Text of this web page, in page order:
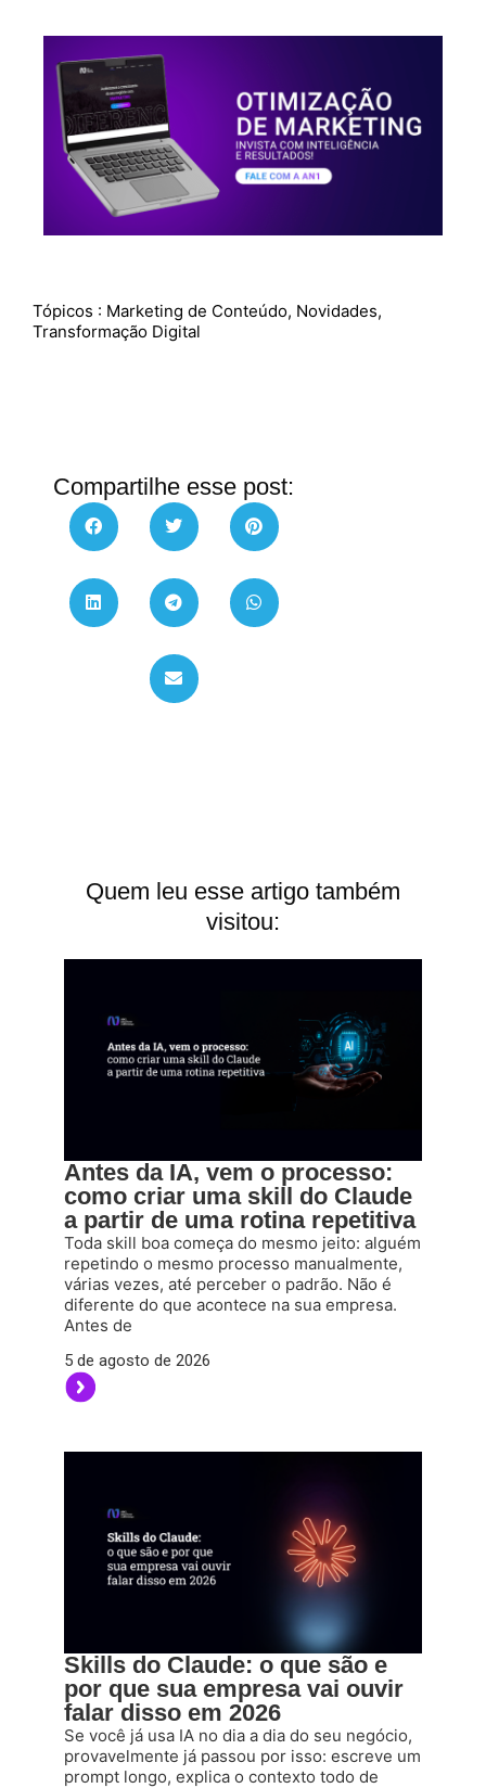
Tópicos : Marketing de Conteúdo, Novidades,
Transformação Digital
Compartilhe esse post:
Quem leu esse artigo também
visitou:
Antes da IA, vem o processo:
como criar uma skill do Claude
a partir de uma rotina repetitiva
Toda skill boa começa do mesmo jeito: alguém
repetindo o mesmo processo manualmente,
várias vezes, até perceber o padrão. Não é
diferente do que acontece na sua empresa.
Antes de
5 de agosto de 2026
Skills do Claude: o que são e
por que sua empresa vai ouvir
falar disso em 2026
Se você já usa IA no dia a dia do seu negócio,
provavelmente já passou por isso: escreve um
prompt longo, explica o contexto todo de